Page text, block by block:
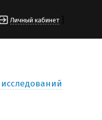
Личный кабинет